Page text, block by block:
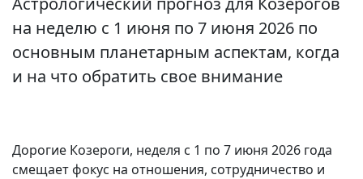
на неделю с 1 июня по 7 июня 2026 по
основным планетарным аспектам, когда
и на что обратить свое внимание
Дорогие Козероги, неделя с 1 по 7 июня 2026 года
смещает фокус на отношения, сотрудничество и